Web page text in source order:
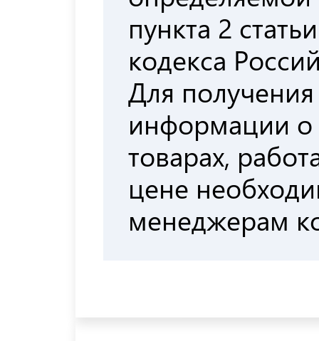
пункта 2
кодекса
Для
информации о
товарах,
цене
менеджерам